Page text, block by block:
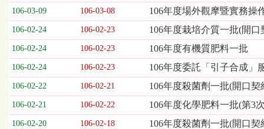
開
標
期、
截
標
日
期、
公
告
106-03-09 106-03-08 106年度場外觀摩暨實務操
106-02-24 106-02-23 106年度栽培介質一批(開口
106-02-24 106-02-23 106年度有機質肥料一批
106-02-24 106-02-23 106年度委託「引子合成」
106-02-22 106-02-21 106年度殺菌劑一批(開口契
106-02-21 106-02-22 106年度化學肥料一批(第3
106-02-20 106-02-18 106年度殺菌劑一批(開口契